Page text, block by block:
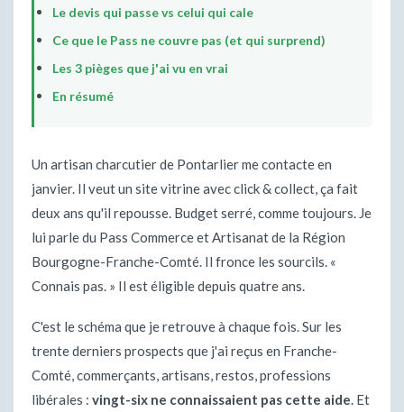
Le devis qui passe vs celui qui cale
Ce que le Pass ne couvre pas (et qui surprend)
Les 3 pièges que j'ai vu en vrai
En résumé
Un artisan charcutier de Pontarlier me contacte en
janvier. Il veut un site vitrine avec click & collect, ça fait
deux ans qu'il repousse. Budget serré, comme toujours. Je
lui parle du Pass Commerce et Artisanat de la Région
Bourgogne-Franche-Comté. Il fronce les sourcils. «
Connais pas. » Il est éligible depuis quatre ans.
C'est le schéma que je retrouve à chaque fois. Sur les
trente derniers prospects que j'ai reçus en Franche-
Comté, commerçants, artisans, restos, professions
libérales : vingt-six ne connaissaient pas cette aide. Et